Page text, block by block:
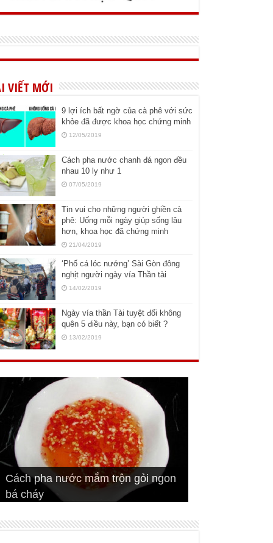
VIẾT MỚI
9 lợi ích bất ngờ của cà phê với sức
khỏe đã được khoa học chứng minh
12/05/2019
Cách pha nước chanh đá ngon đều
nhau 10 ly như 1
07/05/2019
Tin vui cho những người ghiền cà
phê: Uống mỗi ngày giúp sống lâu
hơn, khoa học đã chứng minh
21/04/2019
‘Phố cá lóc nướng’ Sài Gòn đông
nghịt người ngày vía Thần tài
14/02/2019
Ngày vía thần Tài tuyệt đối không
quên 5 điều này, bạn có biết ?
13/02/2019
Cách pha nước mắm trộn gỏi ngon
bá cháy
Bí quyết để chiên đậu hũ giòn ngon
Cách ướp sườn non nướng ngon
đúng vị
Cách ướp thịt heo chiên ngon mềm
Bật mí cách ướp sườn cơm tấm
ngon